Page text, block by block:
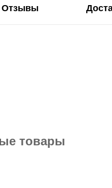
Отзывы
товары